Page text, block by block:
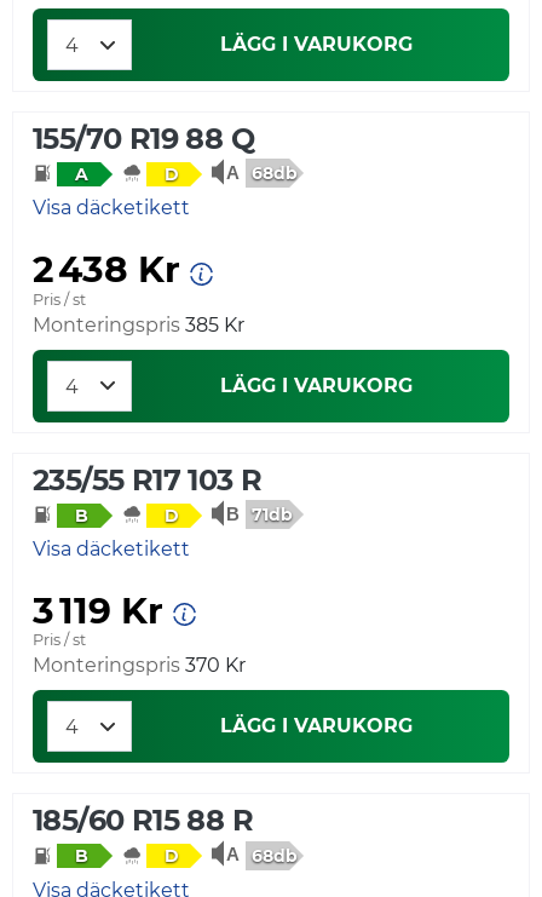
LÄGG I VARUKORG
155/70 R19 88 Q
A D 68db
Visa däcketikett
2 438 Kr
Pris / st
Monteringspris 385 Kr
LÄGG I VARUKORG
235/55 R17 103 R
B D 71db
Visa däcketikett
3 119 Kr
Pris / st
Monteringspris 370 Kr
LÄGG I VARUKORG
185/60 R15 88 R
B D 68db
Visa däcketikett